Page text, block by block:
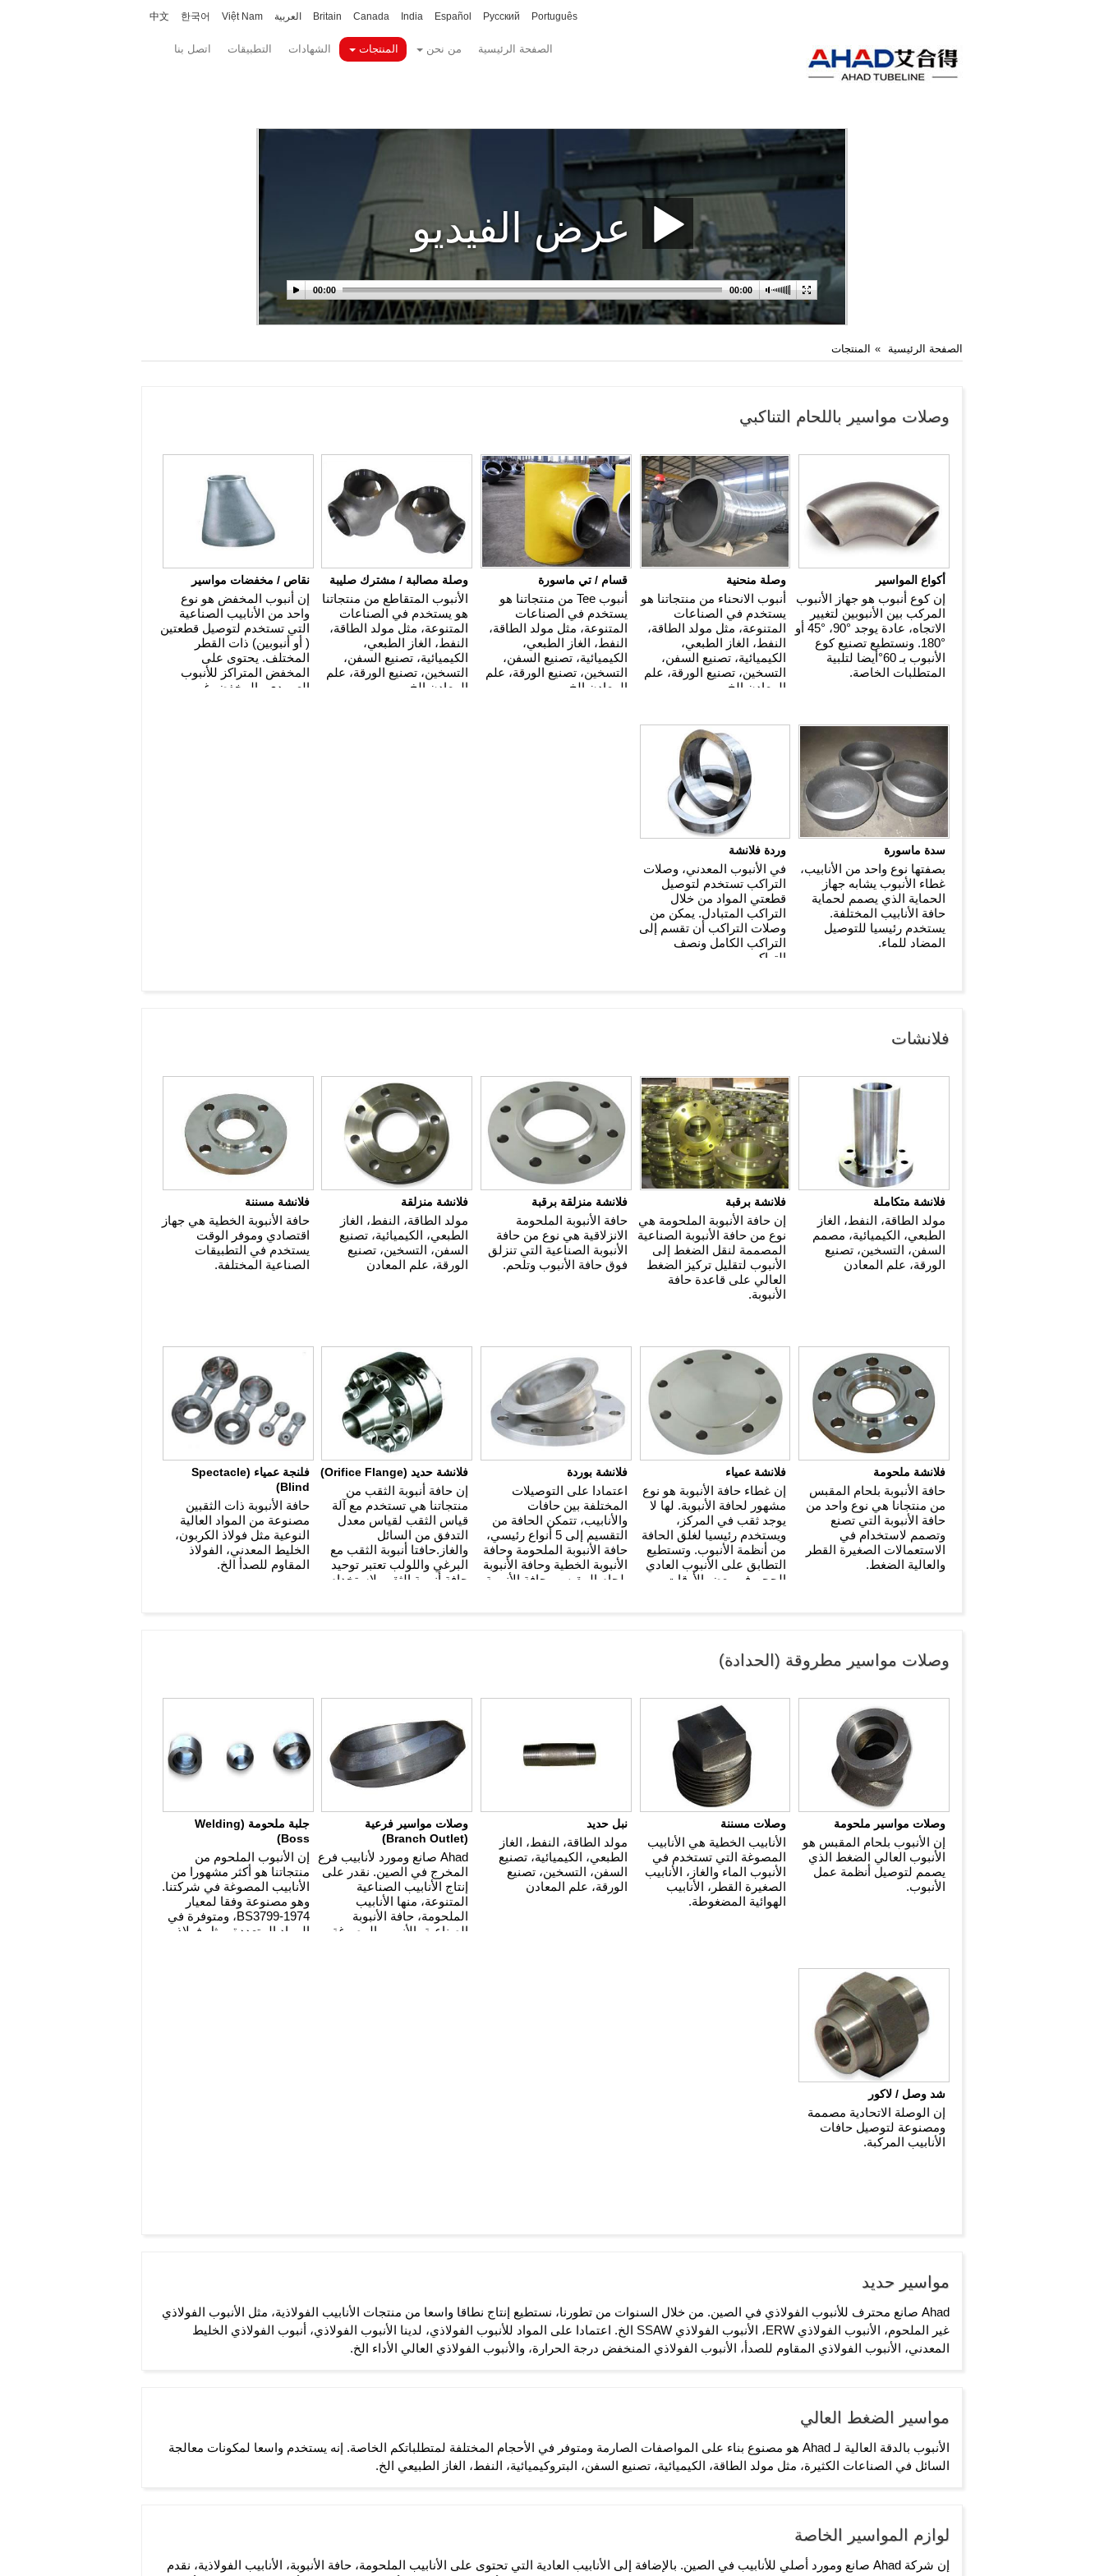
Britain Canada India Español Русский Português العربية 中文 한국어 Việt Nam
الصفحة الرئيسية من نحن المنتجات الشهادات التطبيقات اتصل بنا
عرض الفيديو
الصفحة الرئيسية المنتجات
وصلات مواسير باللحام التناكبي
أكواع المواسير
إن كوع أنبوب هو جهاز الأنبوب
المركب بين الأنبوبين لتغيير
الاتجاه، عادة يوجد 90°، 45° أو
180°. ونستطيع تصنيع كوع
الأنبوب بـ 60°أيضا لتلبية
المتطلبات الخاصة.
وصلة منحنية
أنبوب الانحناء من منتجاتنا هو
يستخدم في الصناعات
المتنوعة، مثل مولد الطاقة،
النفط، الغاز الطبعي،
الكيميائية، تصنيع السفن،
التسخين، تصنيع الورقة، علم
المعادن الخ.
قسام / تي ماسورة
أنبوب Tee من منتجاتنا هو
يستخدم في الصناعات
المتنوعة، مثل مولد الطاقة،
النفط، الغاز الطبعي،
الكيميائية، تصنيع السفن،
التسخين، تصنيع الورقة، علم
المعادن الخ.
وصلة مصالبة / مشترك صليبة
الأنبوب المتقاطع من منتجاتنا
هو يستخدم في الصناعات
المتنوعة، مثل مولد الطاقة،
النفط، الغاز الطبعي،
الكيميائية، تصنيع السفن،
التسخين، تصنيع الورقة، علم
المعادن الخ.
نقاص / مخفضات مواسير
إن أنبوب المخفض هو نوع
واحد من الأنابيب الصناعية
التي تستخدم لتوصيل قطعتين
( أو أنبوبين) ذات القطر
المختلف. يحتوى على
المخفض المتراكز للأنبوب
العمودي والمخفض غير
سدة ماسورة
بصفتها نوع واحد من الأنابيب،
غطاء الأنبوب يشابه جهاز
الحماية الذي يصمم لحماية
حافة الأنابيب المختلفة.
يستخدم رئيسيا للتوصيل
المضاد للماء.
وردة فلانشة
في الأنبوب المعدني، وصلات
التراكب تستخدم لتوصيل
قطعتي المواد من خلال
التراكب المتبادل. يمكن من
وصلات التراكب أن تقسم إلى
التراكب الكامل ونصف
التراكب.
فلانشات
فلانشة متكاملة
مولد الطاقة، النفط، الغاز
الطبعي، الكيميائية، مصمم
السفن، التسخين، تصنيع
الورقة، علم المعادن
فلانشة برقبة
إن حافة الأنبوبة الملحومة هي
نوع من حافة الأنبوبة الصناعية
المصممة لنقل الضغط إلى
الأنبوب لتقليل تركيز الضغط
العالي على قاعدة حافة
الأنبوبة.
فلانشة منزلقة برقبة
حافة الأنبوبة الملحومة
الانزلاقية هي نوع من حافة
الأنبوبة الصناعية التي تنزلق
فوق حافة الأنبوب وتلحم.
فلانشة منزلقة
مولد الطاقة، النفط، الغاز
الطبعي، الكيميائية، تصنيع
السفن، التسخين، تصنيع
الورقة، علم المعادن
فلانشة مسننة
حافة الأنبوبة الخطية هي جهاز
اقتصادي وموفر الوقت
يستخدم في التطبيقات
الصناعية المختلفة.
فلانشة ملحومة
حافة الأنبوبة بلحام المقبس
من منتجانا هي نوع واحد من
حافة الأنبوبة التي تصنع
وتصمم لاستخدام في
الاستعمالات الصغيرة القطر
والعالية الضغط.
فلانشة عمياء
إن غطاء حافة الأنبوبة هو نوع
مشهور لحافة الأنبوبة. لها لا
يوجد ثقب في المركز،
ويستخدم رئيسيا لغلق الحافة
من أنظمة الأنبوب. وتستطيع
التطابق على الأنبوب العادي
الحجم في بعض الأوقات.
فلانشة بوردة
اعتمادا على التوصيلات
المختلفة بين حافات
والأنابيب، تتمكن الحافة من
التقسيم إلى 5 أنواع رئيسي،
حافة الأنبوبة الملحومة وحافة
الأنبوبة الخطية وحافة الأنبوبة
بلحام المقبس وحافة الأنبوبة
فلانشة حديد (Orifice Flange)
إن حافة أنبوبة الثقب من
منتجاتنا هي تستخدم مع آلة
قياس الثقب لقياس معدل
التدفق من السائل
والغاز.حافتا أنبوبة الثقب مع
البرغي واللولب تعتبر توحيد
حافة أنبوبة الثقب لاستخدام
فلنجة عمياء (Spectacle
Blind)
حافة الأنبوبة ذات الثقبين
مصنوعة من المواد العالية
النوعية مثل فولاذ الكربون،
الخليط المعدني، الفولاذ
المقاوم للصدأ الخ.
وصلات مواسير مطروقة (الحدادة)
وصلات مواسير ملحومة
إن الأنبوب بلحام المقبس هو
الأنبوب العالي الضغط الذي
يصمم لتوصيل أنظمة عمل
الأنبوب.
وصلات مسننة
الأنابيب الخطية هي الأنابيب
المصوغة التي تستخدم في
الأنبوب الماء والغاز، الأنابيب
الصغيرة القطر، الأنابيب
الهوائية المضغوطة.
نبل حديد
مولد الطاقة، النفط، الغاز
الطبعي، الكيميائية، تصنيع
السفن، التسخين، تصنيع
الورقة، علم المعادن
وصلات مواسير فرعية
(Branch Outlet)
Ahad صانع ومورد لأنابيب فرع
المخرج في الصين. نقدر على
إنتاج الأنابيب الصناعية
المتنوعة، منها الأنابيب
الملحومة، حافة الأنبوبة
الصناعية، الأنبوب المصوغة،
جلبة ملحومة (Welding
Boss)
إن الأنبوب الملحوم من
منتجاتنا هو أكثر مشهورا من
الأنابيب المصوغة في شركتنا.
وهو مصنوعة وفقا لمعيار
BS3799-1974، ومتوفرة في
المواد المتعددة، مثل فولاذ
شد وصل / لاكور
إن الوصلة الاتحادية مصممة
ومصنوعة لتوصيل حافات
الأنابيب المركبة.
مواسير حديد
Ahad صانع محترف للأنبوب الفولاذي في الصين. من خلال السنوات من تطورنا، نستطيع إنتاج نطاقا واسعا من منتجات الأنابيب الفولاذية، مثل الأنبوب الفولاذي
غير الملحوم، الأنبوب الفولاذي ERW، الأنبوب الفولاذي SSAW الخ. اعتمادا على المواد للأنبوب الفولاذي، لدينا الأنبوب الفولاذي، أنبوب الفولاذي الخليط
المعدني، الأنبوب الفولاذي المقاوم للصدأ، الأنبوب الفولاذي المنخفض درجة الحرارة، والأنبوب الفولاذي العالي الأداء الخ.
مواسير الضغط العالي
الأنبوب بالدقة العالية لـ Ahad هو مصنوع بناء على المواصفات الصارمة ومتوفر في الأحجام المختلفة لمتطلباتكم الخاصة. إنه يستخدم واسعا لمكونات معالجة
السائل في الصناعات الكثيرة، مثل مولد الطاقة، الكيميائية، تصنيع السفن، البتروكيميائية، النفط، الغاز الطبيعي الخ.
لوازم المواسير الخاصة
إن شركة Ahad صانع ومورد أصلي للأنابيب في الصين. بالإضافة إلى الأنابيب العادية التي تحتوى على الأنابيب الملحومة، حافة الأنبوبة، الأنابيب الفولاذية، نقدم